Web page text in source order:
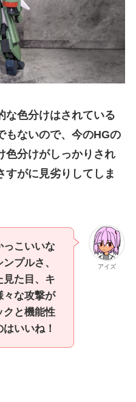
な色分けはされている
もないので、今のHGの
色分けがしっかりされ
すがに見劣りしてしま
アイズ
っこいいな
プルさ、
見た目、キ
々な攻撃が
クと機能性
いいね！